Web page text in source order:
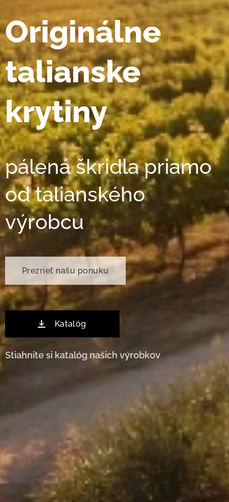
Originálne
talianske
krytiny
pálená škridla priamo
od talianského
výrobcu
Prezrieť našu ponuku
Katalóg
Stiahnite si katalóg našich výrobkov